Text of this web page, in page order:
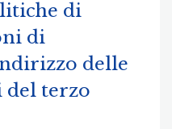
di
di
delle
terzo